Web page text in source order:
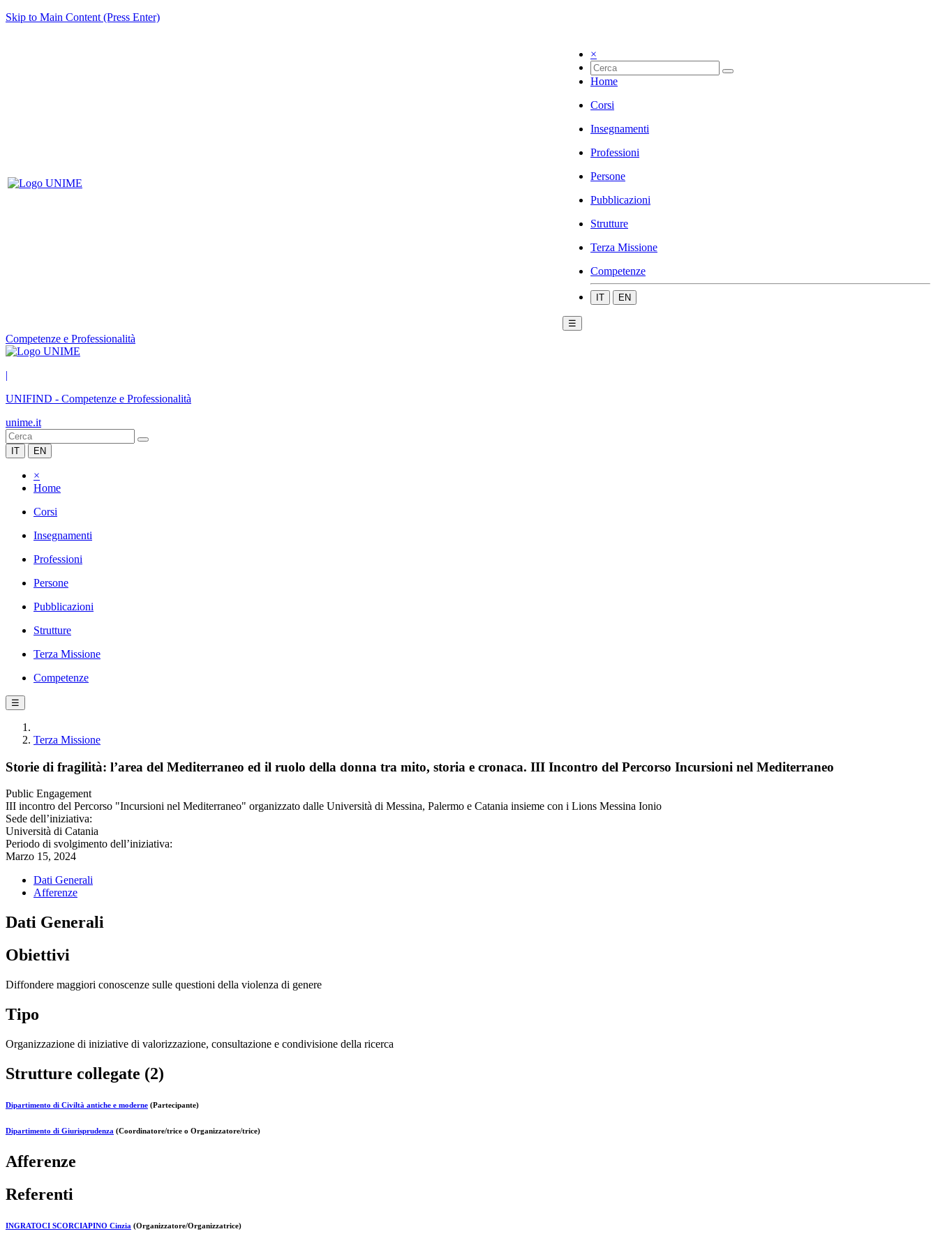
Skip to Main Content (Press Enter)
×
Home
Corsi
Insegnamenti
Professioni
Persone
Pubblicazioni
Strutture
Terza Missione
Competenze
IT EN
☰
Competenze e Professionalità
|
UNIFIND - Competenze e Professionalità
unime.it
IT EN
×
Home
Corsi
Insegnamenti
Professioni
Persone
Pubblicazioni
Strutture
Terza Missione
Competenze
☰
Terza Missione
Storie di fragilità: l’area del Mediterraneo ed il ruolo della donna tra mito, storia e cronaca. III Incontro del Percorso Incursioni nel Mediterraneo
Public Engagement
III incontro del Percorso "Incursioni nel Mediterraneo" organizzato dalle Università di Messina, Palermo e Catania insieme con i Lions Messina Ionio
Sede dell’iniziativa:
Università di Catania
Periodo di svolgimento dell’iniziativa:
Marzo 15, 2024
Dati Generali
Afferenze
Dati Generali
Obiettivi
Diffondere maggiori conoscenze sulle questioni della violenza di genere
Tipo
Organizzazione di iniziative di valorizzazione, consultazione e condivisione della ricerca
Strutture collegate (2)
Dipartimento di Civiltà antiche e moderne (Partecipante)
Dipartimento di Giurisprudenza (Coordinatore/trice o Organizzatore/trice)
Afferenze
Referenti
INGRATOCI SCORCIAPINO Cinzia (Organizzatore/Organizzatrice)